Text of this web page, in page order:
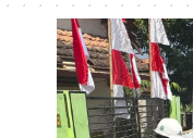
Membangun
desa di
Prabowo